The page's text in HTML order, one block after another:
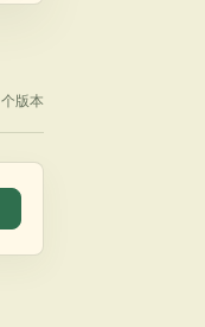
个版本